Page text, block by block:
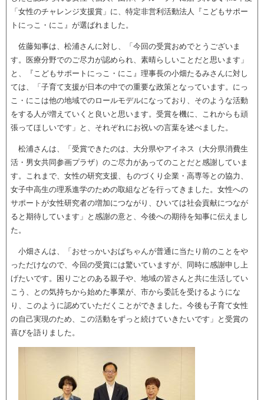
「女性のチャレンジ支援賞」に、特定非営利活動法人『こどもサポー
トにっこ・にこ』が選ばれました。
佐藤知事は、松浦さんに対し、「今回の受賞おめでとうございま
す。医療分野でのご尽力が認められ、素晴らしいことだと思います」
と、『こどもサポートにっこ・にこ』理事長の小畑たるみさんに対し
ては、「子育て支援が日本の中での重要な政策となっています。にっ
こ・にこは他の地域でのロールモデルになっており、そのような活動
をする人が増えていくと良いと思います。受賞を機に、これからも頑
張ってほしいです」と、それぞれにお祝いの言葉を述べました。
松浦さんは、「受賞できたのは、大分県やアイネス（大分県消費生
活・男女共同参画プラザ）のご尽力があってのことだと感謝していま
す。これまで、女性の研究支援、ものづくり企業・高専等との協力、
女子中高生の理系進学のための取組などを行ってきました。女性への
サポートが女性研究者の増加につながり、ひいては社会貢献につなが
ると期待しています」と感謝の意と、今後への期待を知事に伝えまし
た。
小畑さんは、「おせっかいおばちゃんが普通に当たり前のことをや
っただけなので、今回の受賞には驚いていますが、同時に感謝申し上
げたいです。困りごとのある親子や、地域の皆さんと共に生活してい
こう、との気持ちから始めた事業が、市から委託を受けるようにな
り、このように認めていただくことができました。今後も子育て女性
の自己実現のため、この活動をずっと続けていきたいです」と受賞の
喜びを語りました。